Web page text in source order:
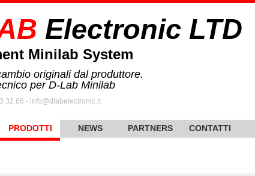
Electronic LTD
Minilab System
originali dal produttore.
per D-Lab Minilab
32 66 - info@dlabelectronic.it
PRODOTTI NEWS PARTNERS CONTATTI